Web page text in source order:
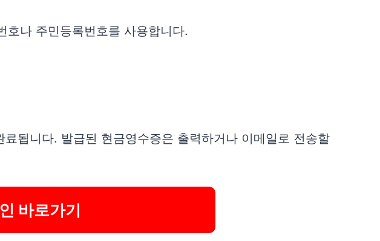
호나 주민등록번호를 사용합니다.
됩니다. 발급된 현금영수증은 출력하거나 이메일로 전송할
바로가기